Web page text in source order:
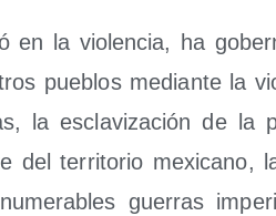
en la vio­len­cia, ha
pue­blos median­te la
la escla­vi­za­ción de la
del terri­to­rio mexi­cano,
gue­rras